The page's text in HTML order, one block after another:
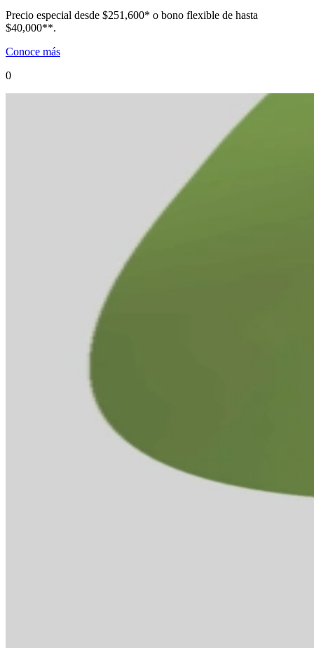
Precio especial desde $251,600* o bono flexible de hasta
$40,000**.
Conoce más
0